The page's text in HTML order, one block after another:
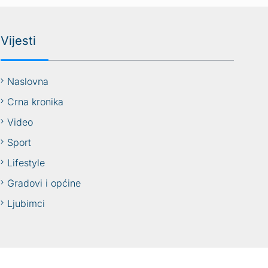
Vijesti
Naslovna
Crna kronika
Video
Sport
Lifestyle
Gradovi i općine
Ljubimci